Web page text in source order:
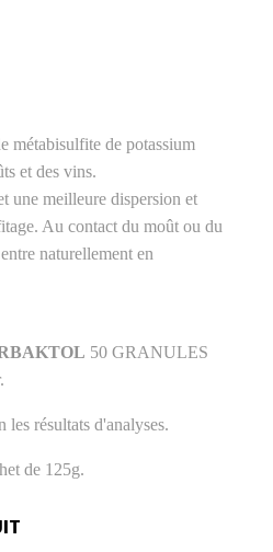
métabisulfite de potassium
et des vins.
une meilleure dispersion et
Au contact du moût ou du
entre naturellement en
50 GRANULES
les résultats d'analyses.
de 125g.